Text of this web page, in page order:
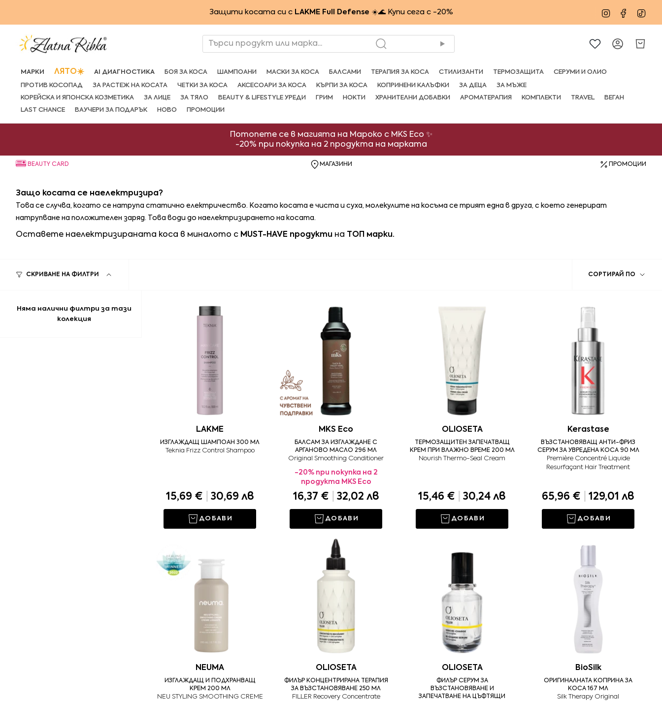
Потопете се в магията на Мароко с MKS Eco ✨
-20% при покупка на 2 продукта на марката
Защити косата си с LAKME Full Defense ☀️🌊 Купи сега с -20% Instagram
Търси продукт или марка... Сметка
МАРКИ ЛЯТО☀️ AI ДИАГНОСТИКА БОЯ ЗА КОСА ШАМПОАНИ МАСКИ ЗА КОСА БАЛСАМИ ТЕРАПИЯ ЗА КОСА СТИЛИЗАНТИ ТЕРМОЗАЩИТА СЕРУМИ И ОЛИО
ПРОТИВ КОСОПАД ЗА РАСТЕЖ НА КОСАТА ЧЕТКИ ЗА КОСА АКСЕСОАРИ ЗА КОСА КЪРПИ ЗА КОСА КОПРИНЕНИ КАЛЪФКИ ЗА ДЕЦА
ЗА МЪЖЕ
КОРЕЙСКА И ЯПОНСКА КОЗМЕТИКА
ЗА ЛИЦЕ ЗА ТЯЛО BEAUTY & LIFESTYLE УРЕДИ ГРИМ НОКТИ ХРАНИТЕЛНИ ДОБАВКИ АРОМАТЕРАПИЯ КОМПЛЕКТИ TRAVEL
ВЕГАН
LAST CHANCE
ВАУЧЕРИ ЗА ПОДАРЪК НОВО ПРОМОЦИИ
BEAUTY CARD МАГАЗИНИ ПРОМОЦИИ
Защо косата се наелектризира?
Това се случва, когато се натрупа статично електричество. Когато косата е чиста и суха, молекулите на косъма се трият една в друга, с което генерират
натрупване на положителен заряд. Това води до наелектризирането на косата.
Оставете наелектризираната коса в миналото с MUST-HAVE продукти на ТОП марки.
СКРИВАНЕ НА ФИЛТРИ СОРТИРАЙ ПО
Няма налични филтри за тази
колекция
LAKME
ИЗГЛАЖДАЩ ШАМПОАН 300 МЛ
Teknia Frizz Control Shampoo
15,69 € 30,69 лв
ДОБАВИ
MKS Eco
БАЛСАМ ЗА ИЗГЛАЖДАНЕ С
АРГАНОВО МАСЛО 296 МЛ
Original Smoothing Conditioner
-20% при покупка на 2
продукта MKS Eco
16,37 € 32,02 лв
ДОБАВИ
OLIOSETA
ТЕРМОЗАЩИТЕН ЗАПЕЧАТВАЩ
КРЕМ ПРИ ВЛАЖНО ВРЕМЕ 200 МЛ
Nourish Thermo-Seal Cream
15,46 € 30,24 лв
ДОБАВИ
Kerastase
ВЪЗСТАНОВЯВАЩ АНТИ-ФРИЗ
СЕРУМ ЗА УВРЕДЕНА КОСА 90 МЛ
Première Concentré Liquide
Resurfaçant Hair Treatment
65,96 € 129,01 лв
ДОБАВИ
NEUMA
ИЗГЛАЖДАЩ И ПОДХРАНВАЩ
КРЕМ 200 МЛ
NEU STYLING SMOOTHING CREME
OLIOSETA
ФИЛЪР КОНЦЕНТРИРАНА ТЕРАПИЯ
ЗА ВЪЗСТАНОВЯВАНЕ 250 МЛ
FILLER Recovery Concentrate
OLIOSETA
ФИЛЪР СЕРУМ ЗА
ВЪЗСТАНОВЯВАНЕ И
ЗАПЕЧАТВАНЕ НА ЦЪФТЯЩИ
BioSilk
ОРИГИНАЛНАТА КОПРИНА ЗА
КОСА 167 МЛ
Silk Therapy Original